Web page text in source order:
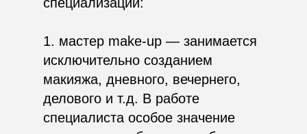
1. мастер make-up — занимается
исключительно созданием
макияжа, дневного, вечернего,
делового и т.д. В работе
специалиста особое значение